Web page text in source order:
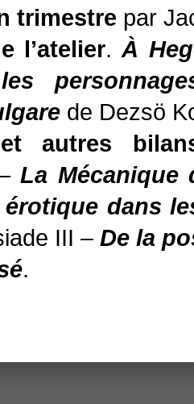
trimestre par
l’atelier.À
de Dezsö
autres
La Mécanique
dans
III – De la
.